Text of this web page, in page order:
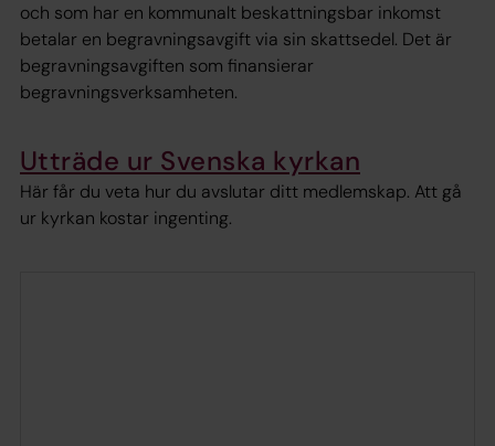
och som har en kommunalt beskattningsbar inkomst
betalar en begravningsavgift via sin skattsedel. Det är
begravningsavgiften som finansierar
begravningsverksamheten.
Utträde ur Svenska kyrkan
Här får du veta hur du avslutar ditt medlemskap. Att gå
ur kyrkan kostar ingenting.